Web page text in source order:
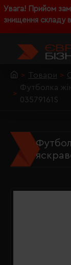
Увага! Прийом
знищення складу
Товари
Футболка
03579161S